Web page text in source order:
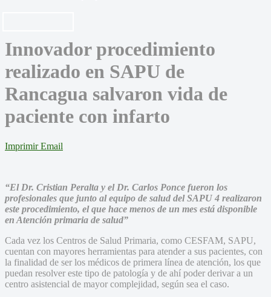
Innovador procedimiento
realizado en SAPU de
Rancagua salvaron vida de
paciente con infarto
Imprimir Email
“El Dr. Cristian Peralta y el Dr. Carlos Ponce fueron los
profesionales que junto al equipo de salud del SAPU 4 realizaron
este procedimiento, el que hace menos de un mes está disponible
en Atención primaria de salud”
Cada vez los Centros de Salud Primaria, como CESFAM, SAPU,
cuentan con mayores herramientas para atender a sus pacientes, con
la finalidad de ser los médicos de primera línea de atención, los que
puedan resolver este tipo de patología y de ahí poder derivar a un
centro asistencial de mayor complejidad, según sea el caso.